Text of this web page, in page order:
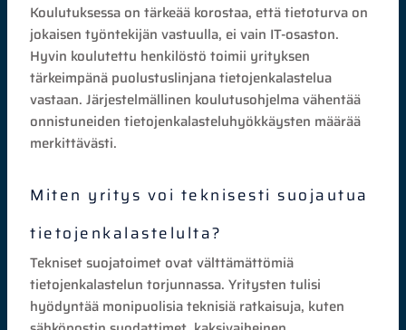
Koulutuksessa on tärkeää korostaa, että tietoturva on
jokaisen työntekijän vastuulla, ei vain IT-osaston.
Hyvin koulutettu henkilöstö toimii yrityksen
tärkeimpänä puolustuslinjana tietojenkalastelua
vastaan. Järjestelmällinen koulutusohjelma vähentää
onnistuneiden tietojenkalasteluhyökkäysten määrää
merkittävästi.
Miten yritys voi teknisesti suojautua
tietojenkalastelulta?
Tekniset suojatoimet ovat välttämättömiä
tietojenkalastelun torjunnassa. Yritysten tulisi
hyödyntää monipuolisia teknisiä ratkaisuja, kuten